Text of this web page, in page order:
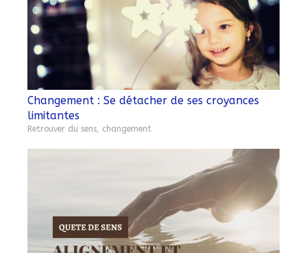
Changement : Se détacher de ses croyances
limitantes
Retrouver du sens, changement